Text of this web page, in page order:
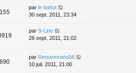
par le bahut
30 sept. 2011, 23:34
par S-Line
26 sept. 2011, 21:02
par Renomoreno56
10 juil. 2011, 21:00